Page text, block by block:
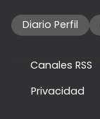
Diario Perfil
Canales RSS
Privacidad